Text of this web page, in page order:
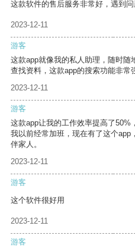
这款软件的售后服务非常好，遇到问
2023-12-11
游客
这款app就像我的私人助理，随时
查找资料，这款app的搜索功能非常
2023-12-11
游客
这款app让我的工作效率提高了50%
我以前经常加班，现在有了这个
伴家人。
2023-12-11
游客
这个软件很好用
2023-12-11
游客